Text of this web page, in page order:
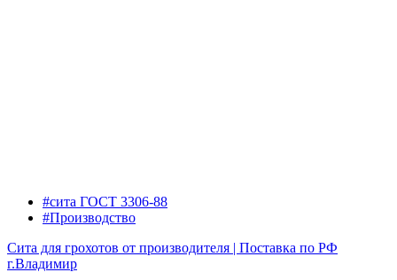
#сита ГОСТ 3306-88
#Производство
Сита для грохотов от производителя | Поставка по РФ
г.Владимир